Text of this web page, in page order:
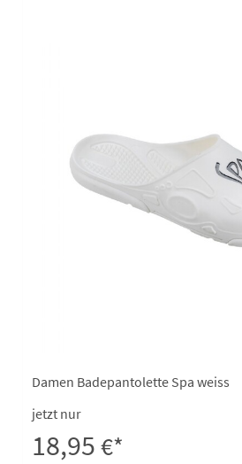
Damen Badepantolette Spa weiss
jetzt nur
18,95€*